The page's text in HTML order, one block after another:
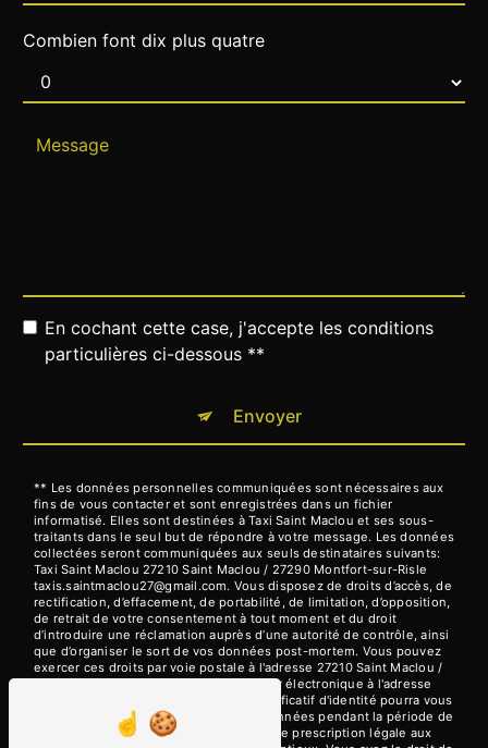
Combien font dix plus quatre
En cochant cette case, j'accepte les conditions
particulières ci-dessous **
Envoyer
** Les données personnelles communiquées sont nécessaires aux
fins de vous contacter et sont enregistrées dans un fichier
informatisé. Elles sont destinées à Taxi Saint Maclou et ses sous-
traitants dans le seul but de répondre à votre message. Les données
collectées seront communiquées aux seuls destinataires suivants:
Taxi Saint Maclou 27210 Saint Maclou / 27290 Montfort-sur-Risle
taxis.saintmaclou27@gmail.com. Vous disposez de droits d’accès, de
rectification, d’effacement, de portabilité, de limitation, d’opposition,
de retrait de votre consentement à tout moment et du droit
d’introduire une réclamation auprès d’une autorité de contrôle, ainsi
que d’organiser le sort de vos données post-mortem. Vous pouvez
exercer ces droits par voie postale à l'adresse 27210 Saint Maclou /
27290 Montfort-sur-Risle ou par courrier électronique à l'adresse
taxis.saintmaclou27@gmail.com. Un justificatif d'identité pourra vous
être demandé. Nous conservons vos données pendant la période de
prise de contact puis pendant la durée de prescription légale aux